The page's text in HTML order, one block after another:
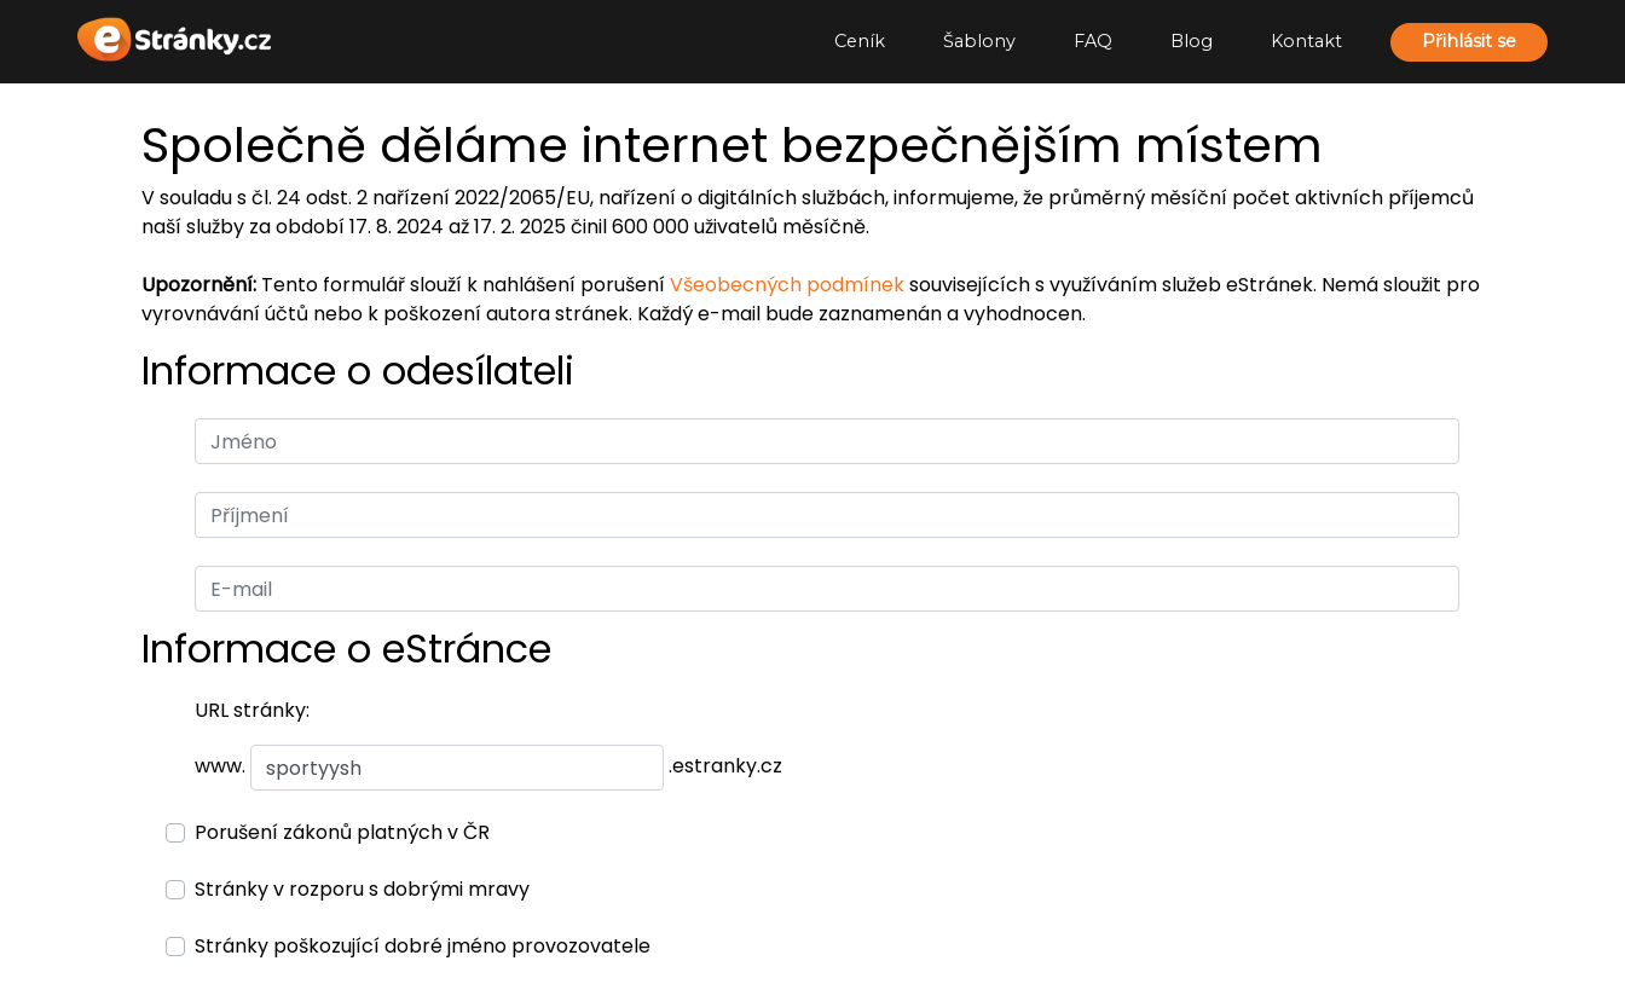
Ceník Šablony FAQ Blog Kontakt Přihlásit se
Společně děláme internet bezpečnějším místem
V souladu s čl. 24 odst. 2 nařízení 2022/2065/EU, nařízení o digitálních službách, informujeme, že průměrný měsíční počet aktivních příjemců
naší služby za období 17. 8. 2024 až 17. 2. 2025 činil 600 000 uživatelů měsíčně.
Upozornění: Tento formulář slouží k nahlášení porušeníVšeobecných podmíneksouvisejících s využíváním služeb eStránek. Nemá sloužit pro
vyrovnávání účtů nebo k poškození autora stránek. Každý e-mail bude zaznamenán a vyhodnocen.
Informace o odesílateli
Informace o eStránce
URL stránky:
www. .estranky.cz
Porušení zákonů platných v ČR
Stránky v rozporu s dobrými mravy
Stránky poškozující dobré jméno provozovatele